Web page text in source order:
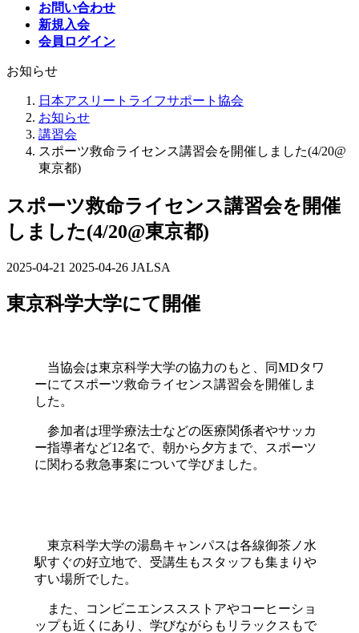
お問い合わせ
新規入会
会員ログイン
お知らせ
日本アスリートライフサポート協会
お知らせ
講習会
スポーツ救命ライセンス講習会を開催しました(4/20@
東京都)
スポーツ救命ライセンス講習会を開催
しました(4/20@東京都)
2025-04-21 最
更
:
2025-04-26 JALSA
東京科学大学にて開催
当協会は東京科学大学の協力のもと、同MDタワ
ーにてスポーツ救命ライセンス講習会を開催しま
した。
参加者は理学療法士などの医療関係者やサッカ
ー指導者など12名で、朝から夕方まで、スポーツ
に関わる救急事案について学びました。
東京科学大学の湯島キャンパスは各線御茶ノ水
駅すぐの好立地で、受講生もスタッフも集まりや
すい場所でした。
また、コンビニエンススストアやコーヒーショ
ップも近くにあり、学びながらもリラックスもで